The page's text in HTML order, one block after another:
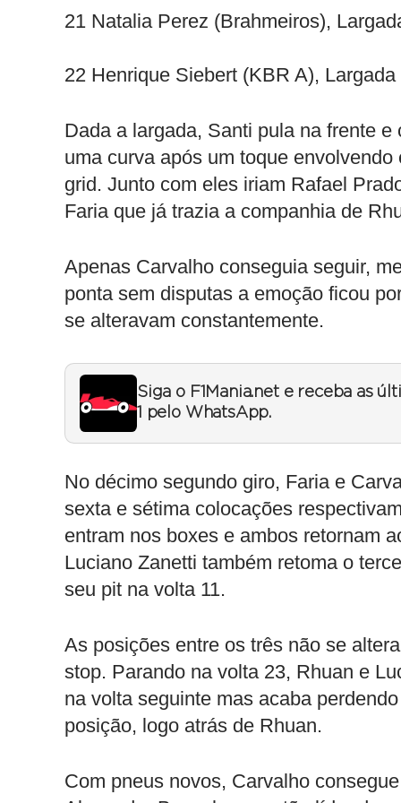
21 Natalia Perez (Brahmeiros),
22 Henrique Siebert (KBR A),
Dada a largada, Santi pula na frente
uma curva após um toque
grid. Junto com eles iriam Rafael
Faria que já trazia a companhia de
Apenas Carvalho conseguia seguir,
ponta sem disputas a emoção ficou
se alteravam constantemente.
Siga o F1Mania.net e receba as
1 pelo WhatsApp.
No décimo segundo giro, Faria e
sexta e sétima colocações
entram nos boxes e ambos retornam
Luciano Zanetti também retoma o
seu pit na volta 11.
As posições entre os três não se
stop. Parando na volta 23, Rhuan e
na volta seguinte mas acaba
posição, logo atrás de Rhuan.
Com pneus novos, Carvalho